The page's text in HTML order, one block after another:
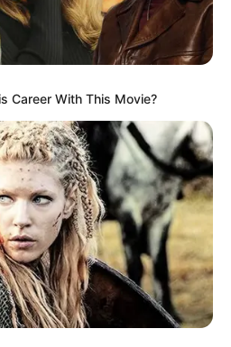
Career With This Movie?